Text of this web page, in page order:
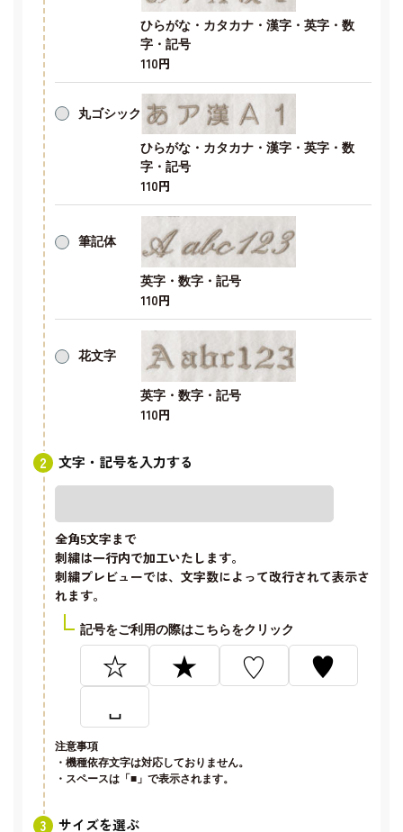
ひらがな・カタカナ・漢字・英字・数
字・記号
110円
丸ゴシック
ひらがな・カタカナ・漢字・英字・数
字・記号
110円
筆記体
英字・数字・記号
110円
花文字
英字・数字・記号
110円
文字・記号を入力する
全角5文字まで
刺繍は一行内で加工いたします。
刺繍プレビューでは、文字数によって改行されて表示さ
れます。
記号をご利用の際はこちらをクリック
☆ ★ ♡
♥
␣
注意事項
・機種依存文字は対応しておりません。
・スペースは「■」で表示されます。
サイズを選ぶ